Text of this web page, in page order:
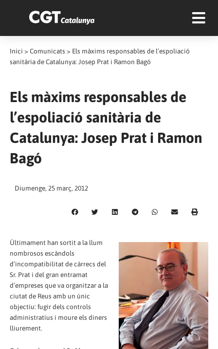
Inici > Comunicats > Els màxims responsables de l’espoliació
sanitària de Catalunya: Josep Prat i Ramon Bagó
Els màxims responsables de
l’espoliació sanitària de
Catalunya: Josep Prat i Ramon
Bagó
Diumenge, 25 març, 2012
Últimament han sortit a la llum
nombrosos escàndols
d’incompatibilitat de càrrecs del
Sr. Prat i del gran entramat
d’empreses que va organitzar a la
ciutat de Reus amb un únic
objectiu: fugir dels controls
administratius i moure els diners
lliurement.